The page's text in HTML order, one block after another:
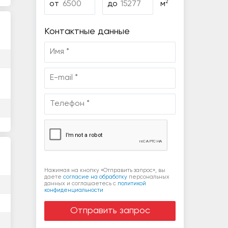
от до м2
Контактные данные
Нажимая на кнопку «Отправить запрос», вы
даете согласие на обработку персональных
данных и соглашаетесь c политикой
конфиденциальности